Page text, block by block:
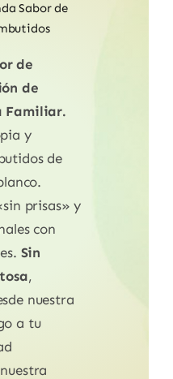
Sabor de
de
de
Familiar.
y
de
prisas» y
con
Sin
,
nuestra
a tu